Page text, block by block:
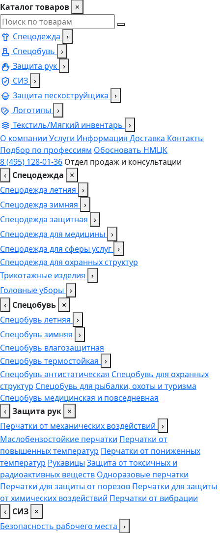
Каталог товаров ×
Спецодежда ›
Спецобувь ›
Защита рук ›
СИЗ ›
Защита пескоструйщика ›
Логотипы ›
Текстиль/Мягкий инвентарь ›
О компании Услуги Информация Доставка Контакты
Подбор по профессиям Обосновать НМЦК
8 (495) 128-01-36 Отдел продаж и консультации
‹ Спецодежда
×
Спецодежда летняя ›
Спецодежда зимняя ›
Спецодежда защитная ›
Спецодежда для медицины ›
Спецодежда для сферы услуг ›
Спецодежда для охранных структур
Трикотажные изделия ›
Головные уборы ›
‹ Спецобувь ×
Спецобувь летняя ›
Спецобувь зимняя ›
Спецобувь влагозащитная
Спецобувь термостойкая ›
Спецобувь антистатическая Спецобувь для охранных
структур Спецобувь для рыбалки, охоты и туризма
Спецобувь медицинская и повседневная
‹ Защита рук ×
Перчатки от механических воздействий ›
Маслобензостойкие перчатки Перчатки от
повышенных температур Перчатки от пониженных
температур Рукавицы Защита от токсичных и
радиоактивных веществ Одноразовые перчатки
Перчатки для защиты от порезов Перчатки для защиты
от химических воздействий Перчатки от вибрации
‹ СИЗ ×
Безопасность рабочего места ›